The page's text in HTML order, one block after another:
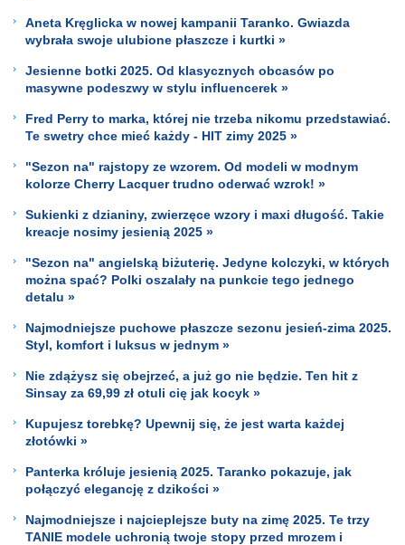
Aneta Kręglicka w nowej kampanii Taranko. Gwiazda
wybrała swoje ulubione płaszcze i kurtki »
Jesienne botki 2025. Od klasycznych obcasów po
masywne podeszwy w stylu influencerek »
Fred Perry to marka, której nie trzeba nikomu przedstawiać.
Te swetry chce mieć każdy - HIT zimy 2025 »
"Sezon na" rajstopy ze wzorem. Od modeli w modnym
kolorze Cherry Lacquer trudno oderwać wzrok! »
Sukienki z dzianiny, zwierzęce wzory i maxi długość. Takie
kreacje nosimy jesienią 2025 »
"Sezon na" angielską biżuterię. Jedyne kolczyki, w których
można spać? Polki oszalały na punkcie tego jednego
detalu »
Najmodniejsze puchowe płaszcze sezonu jesień-zima 2025.
Styl, komfort i luksus w jednym »
Nie zdążysz się obejrzeć, a już go nie będzie. Ten hit z
Sinsay za 69,99 zł otuli cię jak kocyk »
Kupujesz torebkę? Upewnij się, że jest warta każdej
złotówki »
Panterka króluje jesienią 2025. Taranko pokazuje, jak
połączyć elegancję z dzikości »
Najmodniejsze i najcieplejsze buty na zimę 2025. Te trzy
TANIE modele uchronią twoje stopy przed mrozem i